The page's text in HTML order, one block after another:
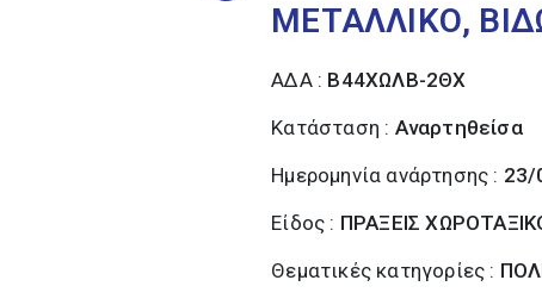
ΜΕΤΑΛΛΙΚΟ,
ΑΔΑ : Β44ΧΩΛΒ-2ΘΧ
Κατάσταση : Αναρτηθείσα
Ημερομηνία ανάρτησης : 23/
Είδος : ΠΡΑΞΕΙΣ
Θεματικές κατηγορίες :